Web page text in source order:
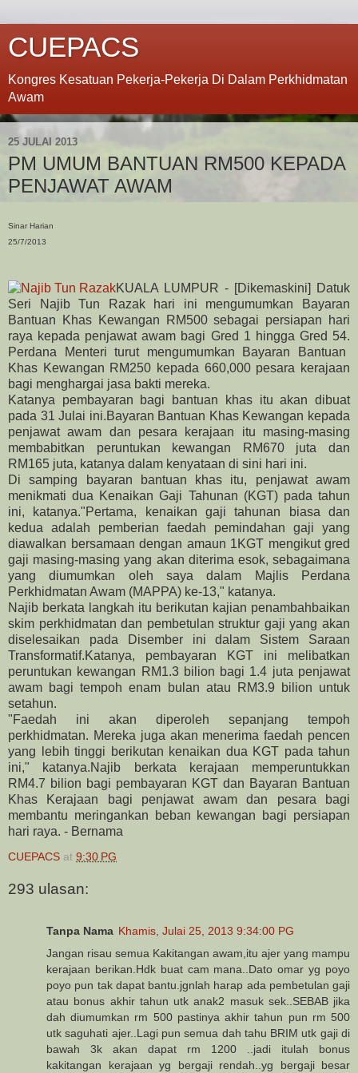
CUEPACS
Kongres Kesatuan Pekerja-Pekerja Di Dalam Perkhidmatan
Awam
25 JULAI 2013
PM UMUM BANTUAN RM500 KEPADA
PENJAWAT AWAM
Sinar Harian
25/7/2013
KUALA LUMPUR - [Dikemaskini] Datuk
Seri Najib Tun Razak hari ini mengumumkan Bayaran
Bantuan Khas Kewangan RM500 sebagai persiapan hari
raya kepada penjawat awam bagi Gred 1 hingga Gred 54.
Perdana Menteri turut mengumumkan Bayaran Bantuan
Khas Kewangan RM250 kepada 660,000 pesara kerajaan
bagi menghargai jasa bakti mereka.
Katanya pembayaran bagi bantuan khas itu akan dibuat
pada 31 Julai ini.Bayaran Bantuan Khas Kewangan kepada
penjawat awam dan pesara kerajaan itu masing-masing
membabitkan peruntukan kewangan RM670 juta dan
RM165 juta, katanya dalam kenyataan di sini hari ini.
Di samping bayaran bantuan khas itu, penjawat awam
menikmati dua Kenaikan Gaji Tahunan (KGT) pada tahun
ini, katanya."Pertama, kenaikan gaji tahunan biasa dan
kedua adalah pemberian faedah pemindahan gaji yang
diawalkan bersamaan dengan amaun 1KGT mengikut gred
gaji masing-masing yang akan diterima esok, sebagaimana
yang diumumkan oleh saya dalam Majlis Perdana
Perkhidmatan Awam (MAPPA) ke-13," katanya.
Najib berkata langkah itu berikutan kajian penambahbaikan
skim perkhidmatan dan pembetulan struktur gaji yang akan
diselesaikan pada Disember ini dalam Sistem Saraan
Transformatif.Katanya, pembayaran KGT ini melibatkan
peruntukan kewangan RM1.3 bilion bagi 1.4 juta penjawat
awam bagi tempoh enam bulan atau RM3.9 bilion untuk
setahun.
"Faedah ini akan diperoleh sepanjang tempoh
perkhidmatan. Mereka juga akan menerima faedah pencen
yang lebih tinggi berikutan kenaikan dua KGT pada tahun
ini," katanya.Najib berkata kerajaan memperuntukkan
RM4.7 bilion bagi pembayaran KGT dan Bayaran Bantuan
Khas Kerajaan bagi penjawat awam dan pesara bagi
membantu meringankan beban kewangan bagi persiapan
hari raya. - Bernama
CUEPACS at 9:30 PG
293 ulasan:
Tanpa Nama Khamis, Julai 25, 2013 9:34:00 PG
Jangan risau semua Kakitangan awam,itu ajer yang mampu
kerajaan berikan.Hdk buat cam mana..Dato omar yg poyo
poyo pun tak dapat bantu.jgnlah harap ada pembetulan gaji
atau bonus akhir tahun utk anak2 masuk sek..SEBAB jika
dah diumumkan rm 500 pastinya akhir tahun pun rm 500
utk saguhati ajer..Lagi pun semua dah tahu BRIM utk gaji di
bawah 3k akan dapat rm 1200 ..jadi itulah bonus
kakitangan kerajaan yg bergaji rendah..yg bergaji besar